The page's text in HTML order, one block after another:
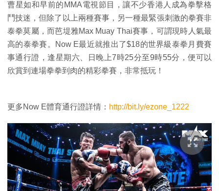
曹星如和早前的MMA電視節目，讓不少香港人成為拳擊格
鬥技迷，但除了以上兩種賽事，另一種最緊張刺激的拳賽非
泰拳莫屬，而芭堤雅Max Muay Thai賽事，可謂現時人氣最
高的泰拳賽。Now E最近就推出了$18的世界級泰拳月費賽
事通行證，逢星期六、日晚上7時25分至9時55分，便可以
欣賞到連場拳拳到肉的精彩拳賽，非常抵玩！
更多Now E體育通行證詳情： http://bit.ly/ezone_1222